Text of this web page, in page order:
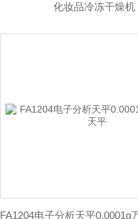
化妆品冷冻干燥机